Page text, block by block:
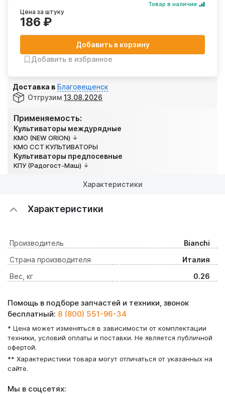
Применяемость:
Культиваторы междурядные
КМО (NEW ORION)
КМО ССТ КУЛЬТИВАТОРЫ
Культиваторы предпосевные
КПУ (Радогост-Маш)
Товар в наличии
Цена за штуку
186 ₽
Добавить в корзину
Добавить в избранное
Доставка в Благовещенск
Отгрузим 13.08.2026
Характеристики
Характеристики
Производитель
Bianchi
Страна производителя
Италия
Вес, кг
0.26
Помощь в подборе запчастей и техники, звонок
бесплатный: 8 (800) 551-96-34
* Цена может изменяться в зависимости от комплектации
техники, условий оплаты и поставки. Не является публичной
офертой.
** Характеристики товара могут отличаться от указанных на
сайте.
Мы в соцсетях: